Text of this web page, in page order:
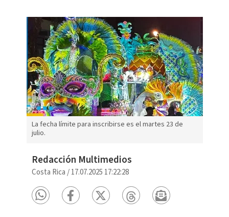
La fecha límite para inscribirse es el martes 23 de
julio.
Redacción Multimedios
Costa Rica /17.07.2025 17:22:28